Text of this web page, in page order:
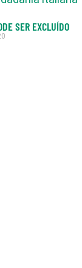
SER EXCLUÍDO